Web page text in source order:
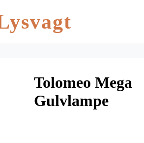
Tolomeo Mega
Gulvlampe